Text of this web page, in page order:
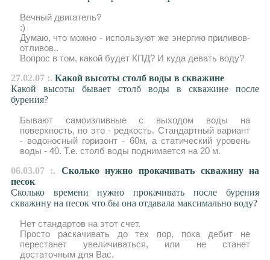
Вечный двигатель?
:)
Думаю, что можно - используют же энергию приливов-
отливов..
Вопрос в том, какой будет КПД? И куда девать воду?
27.02.07 :. Какой высоты столб воды в скважине
Какой высоты бывает столб воды в скважине после
бурения?
Бывают самоизливные с выходом воды на
поверхность, но это - редкость. Стандартный вариант
- водоносный горизонт - 60м, а статический уровень
воды - 40. Т.е. столб воды поднимается на 20 м.
06.03.07 :. Cколько нужно прокачивать скважину на
песок
Cколько времени нужно прокачивать после бурения
скважину на песок что бы она отдавала максимально воду?
Нет стандартов на этот счет.
Просто раскачивать до тех пор, пока дебит не
перестанет увеличиваться, или не станет
достаточным для Вас.